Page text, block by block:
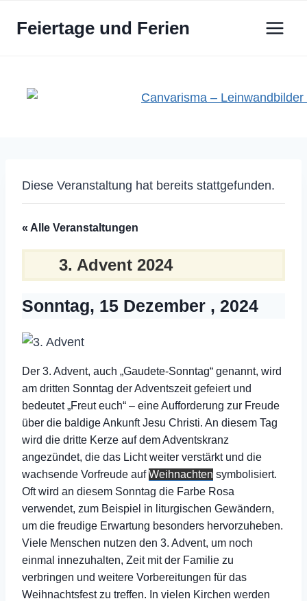
InhaltFeiertage und Ferien
Diese Veranstaltung hat bereits stattgefunden.
« Alle Veranstaltungen
3. Advent 2024
Sonntag, 15 Dezember , 2024
Der 3. Advent, auch „Gaudete-Sonntag“ genannt, wird
am dritten Sonntag der Adventszeit gefeiert und
bedeutet „Freut euch“ – eine Aufforderung zur Freude
über die baldige Ankunft Jesu Christi. An diesem Tag
wird die dritte Kerze auf dem Adventskranz
angezündet, die das Licht weiter verstärkt und die
wachsende Vorfreude aufWeihnachten symbolisiert.
Oft wird an diesem Sonntag die Farbe Rosa
verwendet, zum Beispiel in liturgischen Gewändern,
um die freudige Erwartung besonders hervorzuheben.
Viele Menschen nutzen den 3. Advent, um noch
einmal innezuhalten, Zeit mit der Familie zu
verbringen und weitere Vorbereitungen für das
Weihnachtsfest zu treffen. In vielen Kirchen werden